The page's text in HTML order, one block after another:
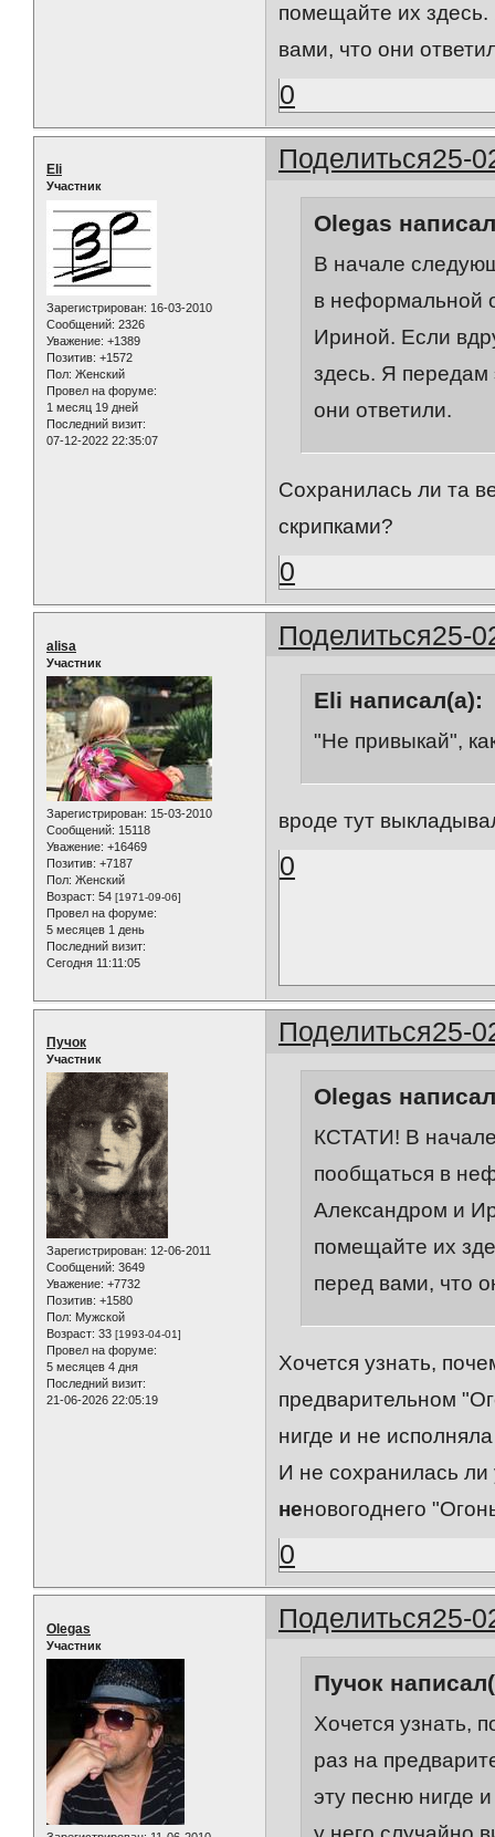
помещайте их
вами, что они
0
Поделиться25-
Eli
Участник
Зарегистрирован: 16-03-2010
Сообщений: 2326
Уважение: +1389
Позитив: +1572
Пол: Женский
Провел на форуме:
1 месяц 19 дней
Последний визит:
07-12-2022 22:35:07
Olegas
В начале
в неформальной
Ириной. Если
здесь. Я передам
они ответили.
Сохранилась ли та
скрипками?
0
Поделиться25-
alisa
Участник
Зарегистрирован: 15-03-2010
Сообщений: 15118
Уважение: +16469
Позитив: +7187
Пол: Женский
Возраст: 54 [1971-09-06]
Провел на форуме:
5 месяцев 1 день
Последний визит:
Сегодня 11:11:05
Eli написал(а):
"Не привыкай",
вроде тут
0
Поделиться25-
Пучок
Участник
Зарегистрирован: 12-06-2011
Сообщений: 3649
Уважение: +7732
Позитив: +1580
Пол: Мужской
Возраст: 33 [1993-04-01]
Провел на форуме:
5 месяцев 4 дня
Последний визит:
21-06-2026 22:05:19
Olegas
КСТАТИ! В
пообщаться в
Александром и
помещайте их
перед вами, что
Хочется узнать,
предварительном
нигде и не
И не сохранилась ли
неновогоднего
0
Поделиться25-
Olegas
Участник
Пучок
Хочется узнать,
раз на
эту песню нигде